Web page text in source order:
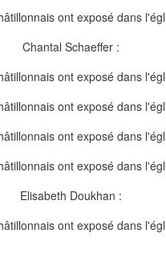
Chantal Schaeffer :
Elisabeth Doukhan :